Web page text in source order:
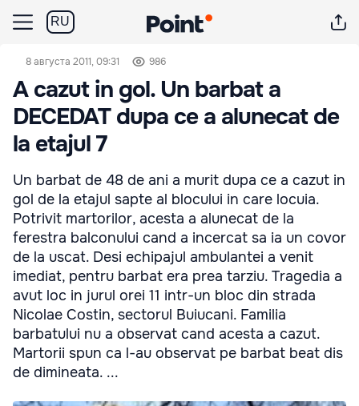
RU
8 августа 2011, 09:31 986
A cazut in gol. Un barbat a
DECEDAT dupa ce a alunecat de
la etajul 7
Un barbat de 48 de ani a murit dupa ce a cazut in
gol de la etajul sapte al blocului in care locuia.
Potrivit martorilor, acesta a alunecat de la
ferestra balconului cand a incercat sa ia un covor
de la uscat. Desi echipajul ambulantei a venit
imediat, pentru barbat era prea tarziu. Tragedia a
avut loc in jurul orei 11 intr-un bloc din strada
Nicolae Costin, sectorul Buiucani. Familia
barbatului nu a observat cand acesta a cazut.
Martorii spun ca l-au observat pe barbat beat dis
de dimineata. ...